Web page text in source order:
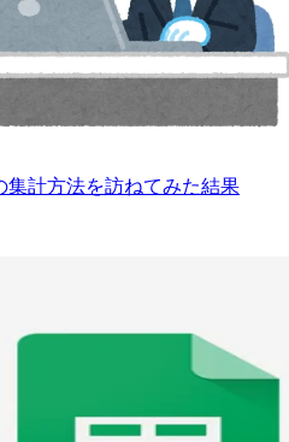
計方法を訪ねてみた結果